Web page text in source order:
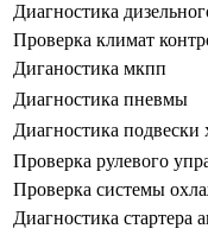
Диагностика
Проверка климат
Диганостика мкпп
Диагностика пневмы
Диагностика подвески
Проверка рулевого
Проверка системы
Диагностика стартера